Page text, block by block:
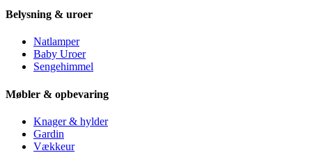
Belysning & uroer
Natlamper
Baby Uroer
Sengehimmel
Møbler & opbevaring
Knager & hylder
Gardin
Vækkeur